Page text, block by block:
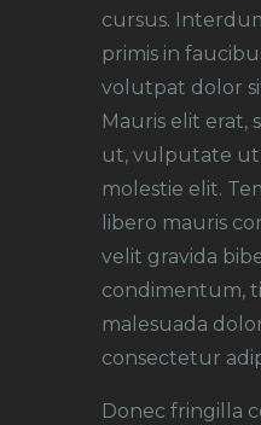
cursus.
primis in
volutpat dolor
Mauris elit erat,
ut, vulputate ut
molestie elit.
libero mauris
velit gravida
condimentum,
malesuada
consectetur
Donec fringilla